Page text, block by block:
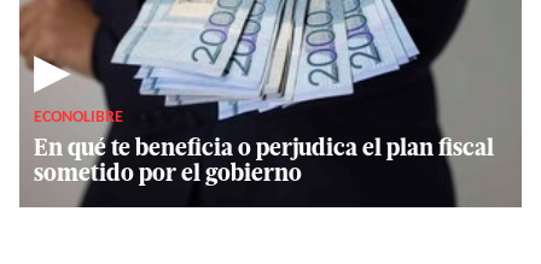
▶
ECONOLIBRE
En qué te beneficia o perjudica el plan fiscal
sometido por el gobierno